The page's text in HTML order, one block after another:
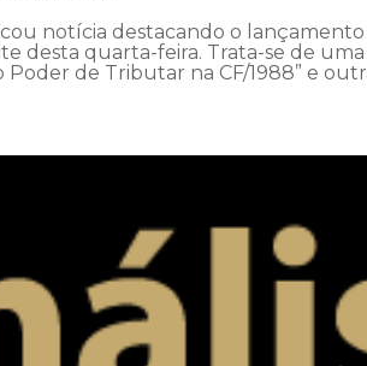
notícia destacando o lançamento
desta quarta-feira. Trata-se de
de Tributar na CF/1988” e